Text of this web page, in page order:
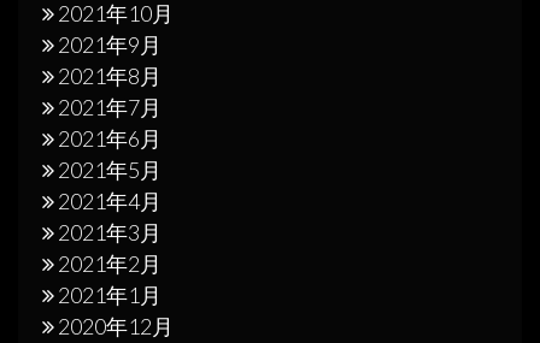
2021年10月
2021年9月
2021年8月
2021年7月
2021年6月
2021年5月
2021年4月
2021年3月
2021年2月
2021年1月
2020年12月